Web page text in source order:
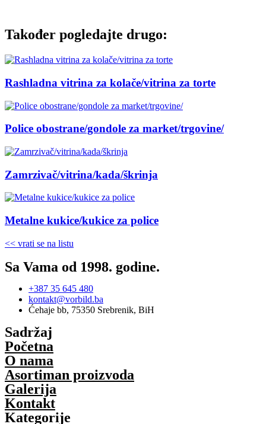
Također pogledajte drugo:
Rashladna vitrina za kolače/vitrina za torte
Police obostrane/gondole za market/trgovine/
Zamrzivač/vitrina/kada/škrinja
Metalne kukice/kukice za police
<< vrati se na listu
Sa Vama od 1998. godine.
+387 35 645 480
kontakt@vorbild.ba
Ćehaje bb, 75350 Srebrenik, BiH
Sadržaj
Početna
O nama
Asortiman proizvoda
Galerija
Kontakt
Kategorije